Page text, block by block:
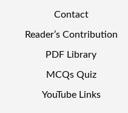
Contact
Reader’s Contribution
PDF Library
MCQs Quiz
YouTube Links